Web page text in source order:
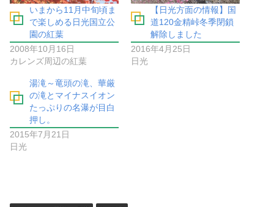
いまから11月中旬頃ま
で楽しめる日光国立公
園の紅葉
2008年10月16日
カレンズ周辺の紅葉
【日光方面の情報】国
道120金精峠冬季閉鎖
解除しました
2016年4月25日
日光
湯滝～竜頭の滝、華厳
の滝とマイナスイオン
たっぷりの名瀑が目白
押し。
2015年7月21日
日光